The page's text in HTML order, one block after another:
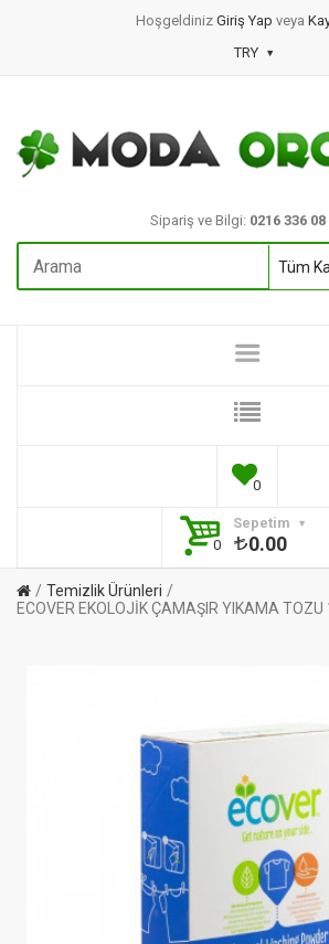
Hoşgeldiniz Giriş Yap veya
TRY
Sipariş ve Bilgi: 0216 336 08
0
Sepetim
0
0.00
Temizlik Ürünleri
ECOVER EKOLOJİK ÇAMAŞIR YIKAMA TOZU